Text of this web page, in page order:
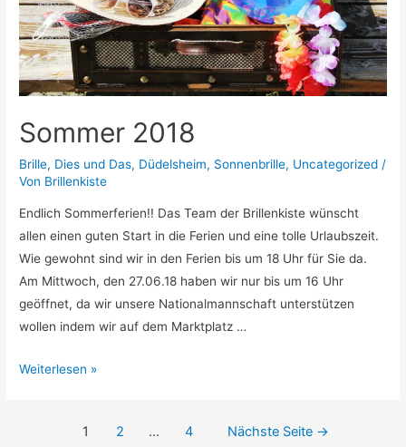
Sommer 2018
Brille, Dies und Das, Düdelsheim, Sonnenbrille, Uncategorized /
Von Brillenkiste
Endlich Sommerferien!! Das Team der Brillenkiste wünscht
allen einen guten Start in die Ferien und eine tolle Urlaubszeit.
Wie gewohnt sind wir in den Ferien bis um 18 Uhr für Sie da.
Am Mittwoch, den 27.06.18 haben wir nur bis um 16 Uhr
geöffnet, da wir unsere Nationalmannschaft unterstützen
wollen indem wir auf dem Marktplatz …
Sommer
Weiterlesen »
Beitragsnavigation
1 2 … 4 Nächste Seite →